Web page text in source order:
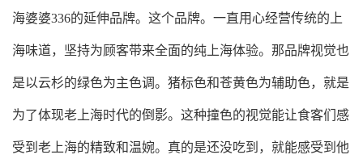
海婆婆336的延伸品牌。这个品牌。一直用心经营传统的上
海味道，坚持为顾客带来全面的纯上海体验。那品牌视觉也
是以云杉的绿色为主色调。 猪标色和苍黄色为辅助色，就是
为了体现老上海时代的倒影。这种撞色的视觉能让食客们感
受到老上海的精致和温婉。真的是还没吃到，就能感受到他